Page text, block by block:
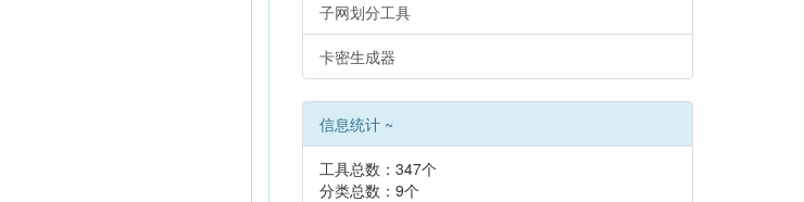
子网划分工具
卡密生成器
信息统计 ~
工具总数：347个
分类总数：9个